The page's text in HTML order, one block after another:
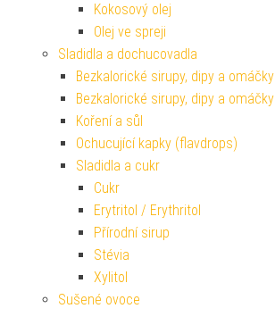
Kokosový olej
Olej ve spreji
Sladidla a dochucovadla
Bezkalorické sirupy, dipy a omáčky
Bezkalorické sirupy, dipy a omáčky
Koření a sůl
Ochucující kapky (flavdrops)
Sladidla a cukr
Cukr
Erytritol / Erythritol
Přírodní sirup
Stévia
Xylitol
Sušené ovoce